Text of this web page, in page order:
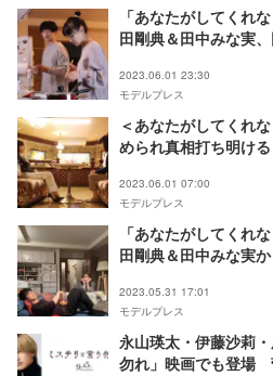
「あなたがしてくれ
田剛典＆田中みな実
地獄」
2023.06.01 23:30
モデルプレス
＜あなたがしてくれ
められ真相打ち明け
2023.06.01 07:00
モデルプレス
「あなたがしてくれ
田剛典＆田中みな実
2023.05.31 17:01
モデルプレス
永山瑛太・伊藤沙莉
勿れ」映画でも登場